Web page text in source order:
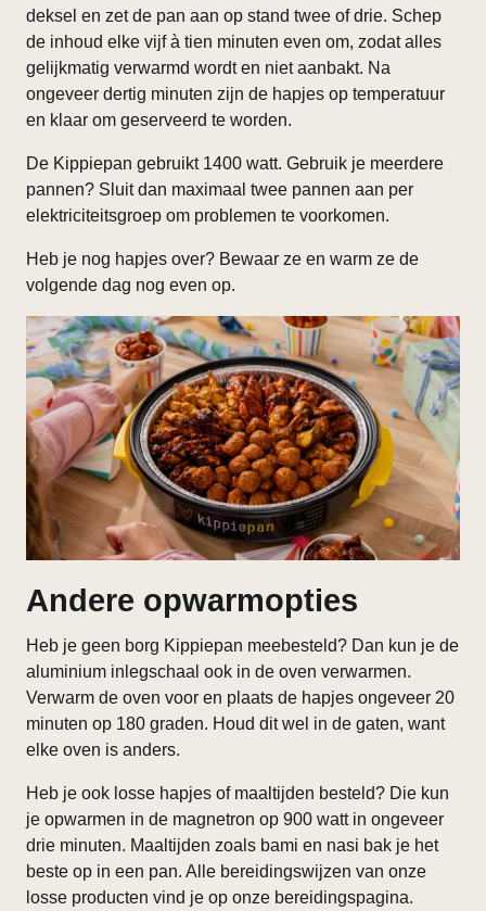
deksel en zet de pan aan op stand twee of drie. Schep
de inhoud elke vijf à tien minuten even om, zodat alles
gelijkmatig verwarmd wordt en niet aanbakt. Na
ongeveer dertig minuten zijn de hapjes op temperatuur
en klaar om geserveerd te worden.
De Kippiepan gebruikt 1400 watt. Gebruik je meerdere
pannen? Sluit dan maximaal twee pannen aan per
elektriciteitsgroep om problemen te voorkomen.
Heb je nog hapjes over? Bewaar ze en warm ze de
volgende dag nog even op.
Andere opwarmopties
Heb je geen borg Kippiepan meebesteld? Dan kun je de
aluminium inlegschaal ook in de oven verwarmen.
Verwarm de oven voor en plaats de hapjes ongeveer 20
minuten op 180 graden. Houd dit wel in de gaten, want
elke oven is anders.
Heb je ook losse hapjes of maaltijden besteld? Die kun
je opwarmen in de magnetron op 900 watt in ongeveer
drie minuten. Maaltijden zoals bami en nasi bak je het
beste op in een pan. Alle bereidingswijzen van onze
losse producten vind je op onze bereidingspagina.